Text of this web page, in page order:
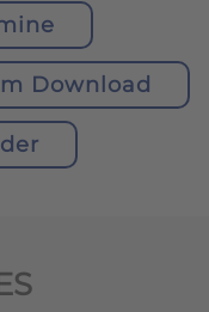
Download